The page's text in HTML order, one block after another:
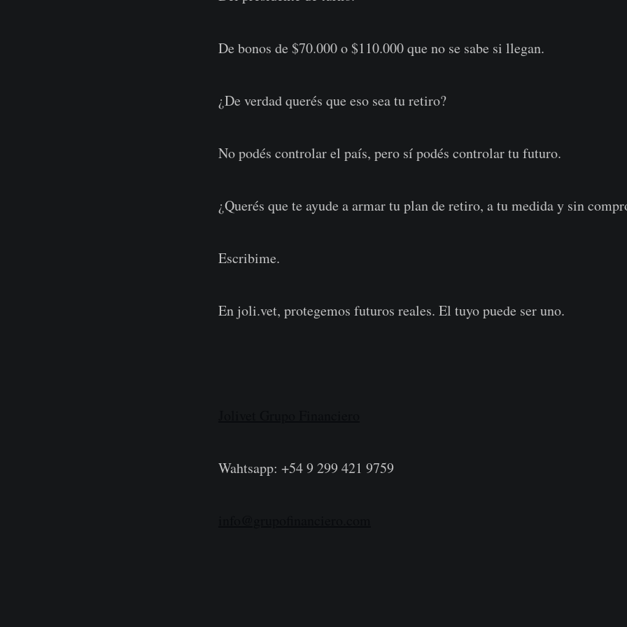
De bonos de $70.000 o $110.000 que no se sabe si llegan.
¿De verdad querés que eso sea tu retiro?
No podés controlar el país, pero sí podés controlar tu futuro.
¿Querés que te ayude a armar tu plan de retiro, a tu medida y sin
Escribime.
En joli.vet, protegemos futuros reales. El tuyo puede ser uno.
Wahtsapp: +54 9 299 421 9759